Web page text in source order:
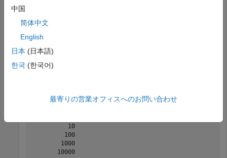
要素が
Y = pow10(X)
          10
         100
        1000
       10000
中国
简体中文
English
日本 (日本語)
한국 (한국어)
最寄りの営業オフィスへのお問い合わせ